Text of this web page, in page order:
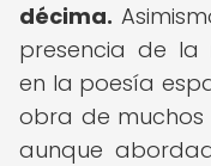
décima.
presencia de la
en la poesía
obra de
aunque